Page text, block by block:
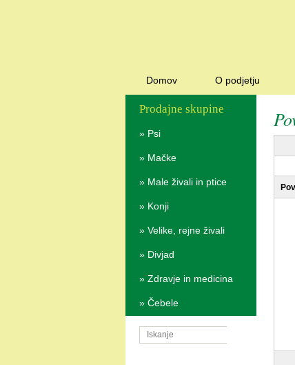
Domov O podjetju
Prodajne skupine
» Psi
» Mačke
» Male živali in ptice
» Konji
» Velike, rejne živali
» Divjad
» Zdravje in medicina
» Čebele